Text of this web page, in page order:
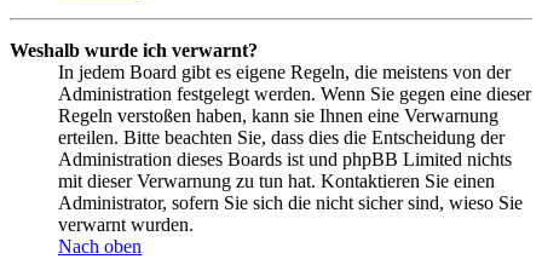
Weshalb wurde ich verwarnt?
In jedem Board gibt es eigene Regeln, die meistens von der
Administration festgelegt werden. Wenn Sie gegen eine dieser
Regeln verstoßen haben, kann sie Ihnen eine Verwarnung
erteilen. Bitte beachten Sie, dass dies die Entscheidung der
Administration dieses Boards ist und phpBB Limited nichts
mit dieser Verwarnung zu tun hat. Kontaktieren Sie einen
Administrator, sofern Sie sich die nicht sicher sind, wieso Sie
verwarnt wurden.
Nach oben